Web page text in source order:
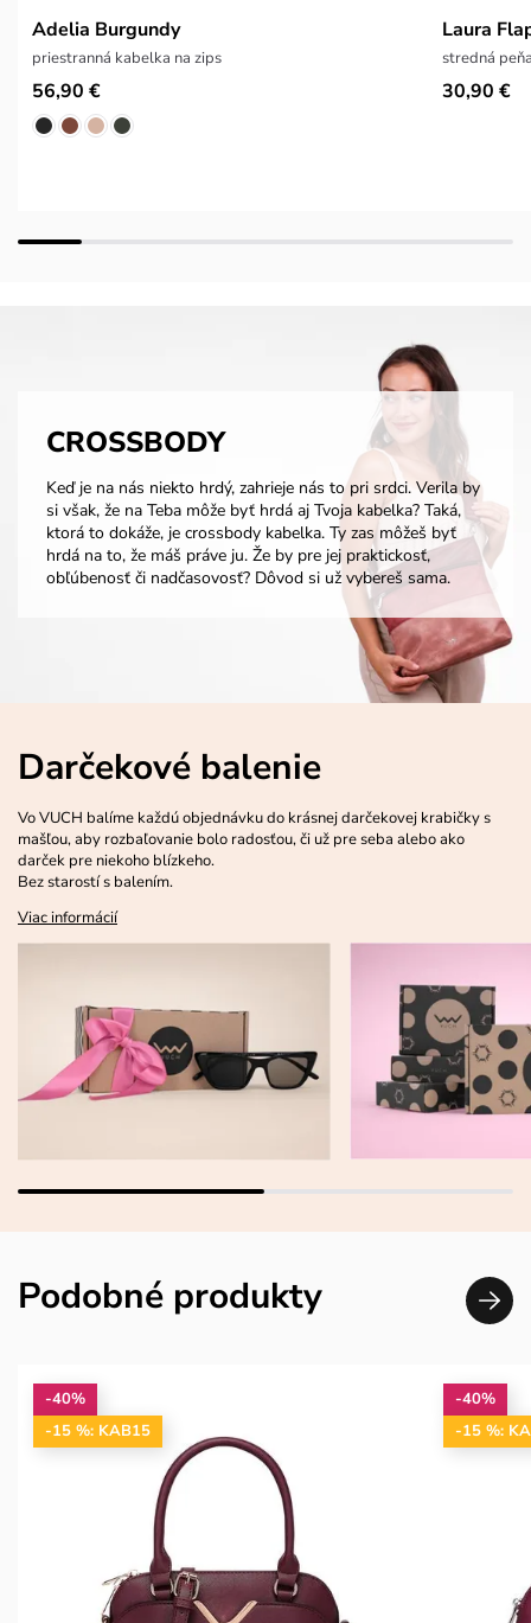
Adelia Burgundy
priestranná kabelka na zips
56,90 €
Laura
stredná
30,90 €
CROSSBODY
Keď je na nás niekto hrdý, zahrieje nás to pri srdci. Verila by
si však, že na Teba môže byť hrdá aj Tvoja kabelka? Taká,
ktorá to dokáže, je crossbody kabelka. Ty zas môžeš byť
hrdá na to, že máš práve ju. Že by pre jej praktickosť,
obľúbenosť či nadčasovosť? Dôvod si už vybereš sama.
Darčekové balenie
Vo VUCH balíme každú objednávku do krásnej darčekovej krabičky s
mašľou, aby rozbaľovanie bolo radosťou, či už pre seba alebo ako
darček pre niekoho blízkeho.
Bez starostí s balením.
Viac informácií
Podobné produkty
-40%
-15 %: KAB15
-40%
-15 %: